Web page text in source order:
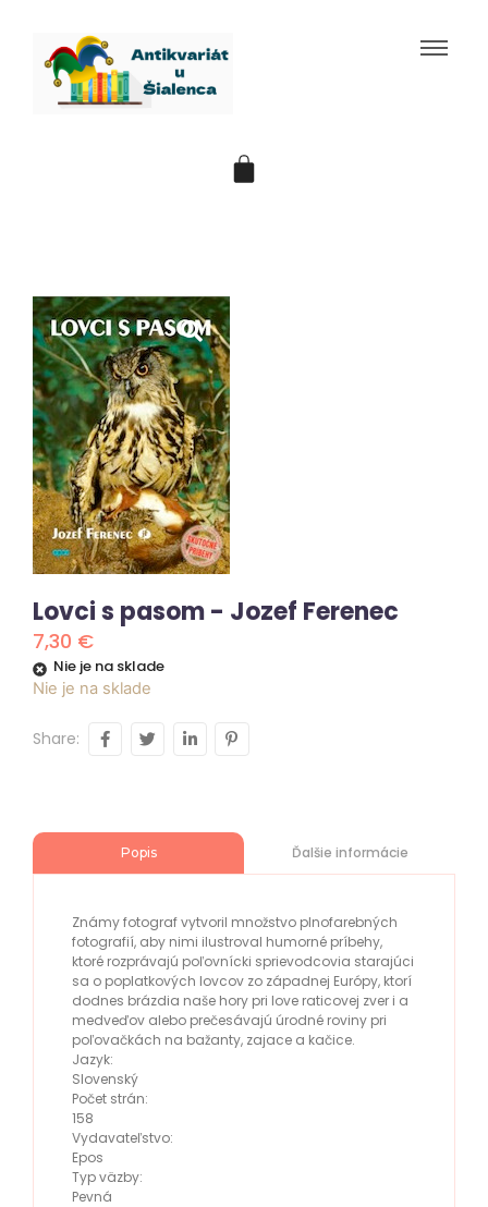
Lovci s pasom - Jozef Ferenec
7,30 €
Nie je na sklade
Nie je na sklade
Share:
Popis Ďalšie informácie
Známy fotograf vytvoril množstvo plnofarebných
fotografií, aby nimi ilustroval humorné príbehy,
ktoré rozprávajú poľovnícki sprievodcovia starajúci
sa o poplatkových lovcov zo západnej Európy, ktorí
dodnes brázdia naše hory pri love raticovej zver i a
medveďov alebo prečesávajú úrodné roviny pri
poľovačkách na bažanty, zajace a kačice.
Jazyk:
Slovenský
Počet strán:
158
Vydavateľstvo:
Epos
Typ väzby:
Pevná